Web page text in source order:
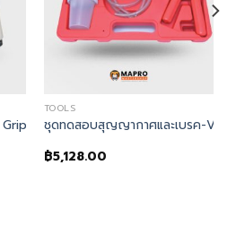
Hammer HP2190
TOOLS
ชุดทดสอบสุญญากาศและเบรค-
฿5,128.00